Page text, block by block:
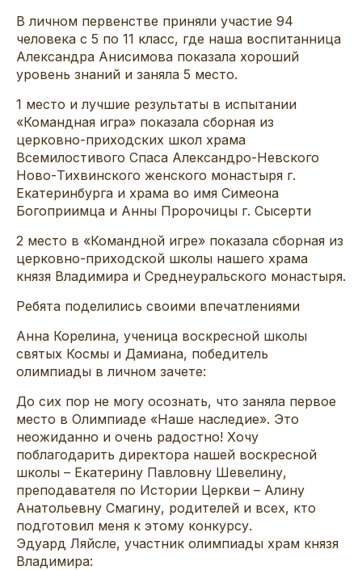
В личном первенстве приняли участие 94
человека с 5 по 11 класс, где наша воспитанница
Александра Анисимова показала хороший
уровень знаний и заняла 5 место.
1 место и лучшие результаты в испытании
«Командная игра» показала сборная из
церковно-приходских школ храма
Всемилостивого Спаса Александро-Невского
Ново-Тихвинского женского монастыря г.
Екатеринбурга и храма во имя Симеона
Богоприимца и Анны Пророчицы г. Сысерти
2 место в «Командной игре» показала сборная из
церковно-приходской школы нашего храма
князя Владимира и Среднеуральского монастыря.
Ребята поделились своими впечатлениями
Анна Корелина, ученица воскресной школы
святых Космы и Дамиана, победитель
олимпиады в личном зачете:
До сих пор не могу осознать, что заняла первое
место в Олимпиаде «Наше наследие». Это
неожиданно и очень радостно! Хочу
поблагодарить директора нашей воскресной
школы – Екатерину Павловну Шевелину,
преподавателя по Истории Церкви – Алину
Анатольевну Смагину, родителей и всех, кто
подготовил меня к этому конкурсу.
Эдуард Ляйсле, участник олимпиады храм князя
Владимира: